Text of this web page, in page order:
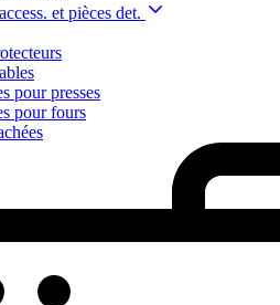
et pièces det.
pour presses
pour fours